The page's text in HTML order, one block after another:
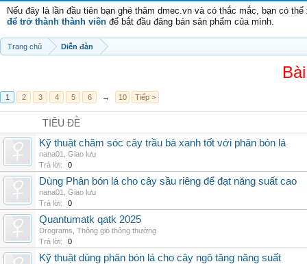
Nếu đây là lần đầu tiên bạn ghé thăm dmec.vn và có thắc mắc, bạn có
để trở thành thành viên để bắt đầu đăng bán sản phẩm của mình.
Trang chủ Diễn đàn
1 2 3 4 5 6 → 10 Tiếp >
TIÊU ĐỀ
Kỹ thuật chăm sóc cây trầu bà xanh tốt với phân bón lá
nana01
Giao lưu
Trả lời:
0
Dùng Phân bón lá cho cây sầu riêng để đạt năng suất cao
nana01
Giao lưu
Trả lời:
0
Quantumatk qatk 2025
Drograms Thông gió thông thường
Trả lời:
0
Kỹ thuật dùng phân bón lá cho cây ngô tăng năng suất